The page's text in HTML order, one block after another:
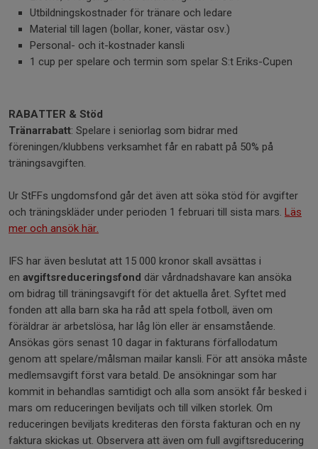
Utbildningskostnader för tränare och ledare
Material till lagen (bollar, koner, västar osv.)
Personal- och it-kostnader kansli
1 cup per spelare och termin som spelar S:t Eriks-Cupen
RABATTER & Stöd
Tränarrabatt: Spelare i seniorlag som bidrar med
föreningen/klubbens verksamhet får en rabatt på 50% på
träningsavgiften.
Ur StFFs ungdomsfond går det även att söka stöd för avgifter
och träningskläder under perioden 1 februari till sista mars. Läs
mer och ansök här.
IFS har även beslutat att 15 000 kronor skall avsättas i
en avgiftsreduceringsfond där vårdnadshavare kan ansöka
om bidrag till träningsavgift för det aktuella året. Syftet med
fonden att alla barn ska ha råd att spela fotboll, även om
föräldrar är arbetslösa, har låg lön eller är ensamstående.
Ansökas görs senast 10 dagar in fakturans förfallodatum
genom att spelare/målsman mailar kansli. För att ansöka måste
medlemsavgift först vara betald. De ansökningar som har
kommit in behandlas samtidigt och alla som ansökt får besked i
mars om reduceringen beviljats och till vilken storlek. Om
reduceringen beviljats krediteras den första fakturan och en ny
faktura skickas ut. Observera att även om full avgiftsreducering